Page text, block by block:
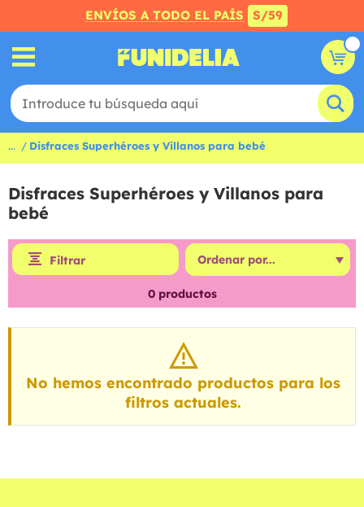
ENVÍOS A TODO EL PAÍS S/59
... Disfraces Superhéroes y Villanos para bebé
Disfraces Superhéroes y Villanos para
bebé
Filtrar
0productos
No hemos encontrado productos para los
filtros actuales.